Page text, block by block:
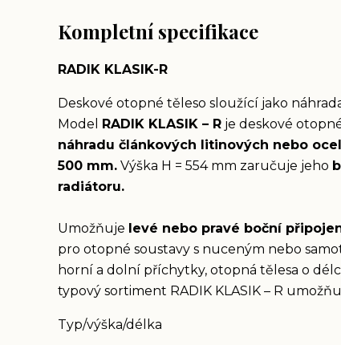
Kompletní specifikace
RADIK KLASIK-R
Deskové otopné těleso sloužící jako
Model RADIK KLASIK – R je deskové
náhradu článkových litinových nebo
500 mm. Výška H = 554 mm zaručuje jeho
radiátoru.
Umožňuje levé nebo pravé boční
pro otopné soustavy s nuceným nebo
horní a dolní příchytky, otopná tělesa o
typový sortiment RADIK KLASIK – R
Typ/výška/délka